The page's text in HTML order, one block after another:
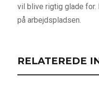
vil blive rigtig glade for.
på arbejdspladsen.
RELATEREDE